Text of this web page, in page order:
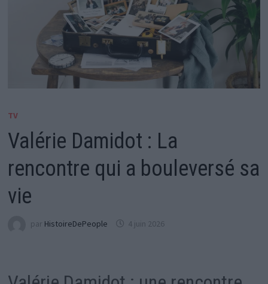
TV
Valérie Damidot : La
rencontre qui a bouleversé sa
vie
par HistoireDePeople 4 juin 2026